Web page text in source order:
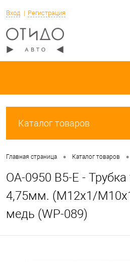
Вход Регистрация
Каталог товаров
Главная страница • Каталог товаров •
OA-0950 B5-E -
4,75мм. (М12х1/
медь (WP-089)